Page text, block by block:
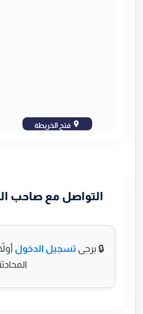
فتح الخريطة
التواصل مع صاحب
🔒 يرجى تسجيل الدخول